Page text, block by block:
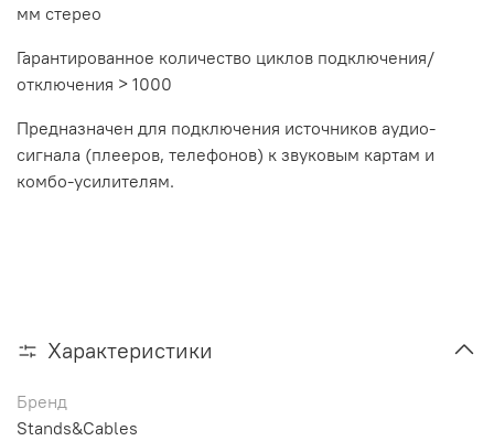
мм стерео
Гарантированное количество циклов подключения/
отключения > 1000
Предназначен для подключения источников аудио-
сигнала (плееров, телефонов) к звуковым картам и
комбо-усилителям.
Характеристики
Бренд
Stands&Cables